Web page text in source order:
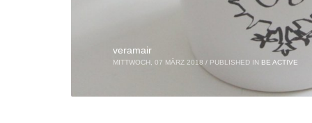
veramair
MITTWOCH, 07 MÄRZ 2018 / PUBLISHED IN BE ACTIVE